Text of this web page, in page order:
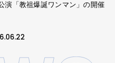
演「教祖爆誕ワンマン」の開催